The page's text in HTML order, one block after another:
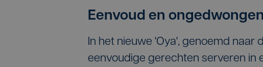
Eenvoud en
In het nieuwe 'Oya', genoemd naar
eenvoudige gerechten serveren in